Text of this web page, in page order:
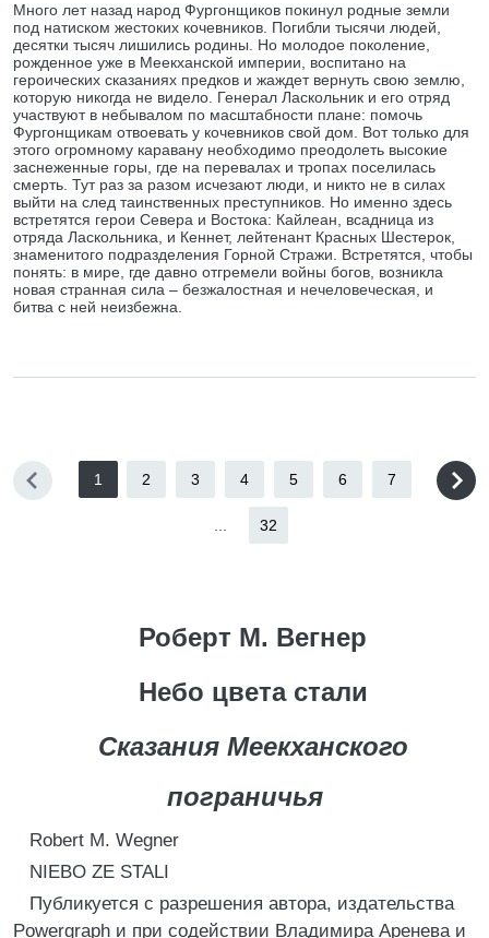
Много лет назад народ Фургонщиков покинул родные земли
под натиском жестоких кочевников. Погибли тысячи людей,
десятки тысяч лишились родины. Но молодое поколение,
рожденное уже в Меекханской империи, воспитано на
героических сказаниях предков и жаждет вернуть свою землю,
которую никогда не видело. Генерал Ласкольник и его отряд
участвуют в небывалом по масштабности плане: помочь
Фургонщикам отвоевать у кочевников свой дом. Вот только для
этого огромному каравану необходимо преодолеть высокие
заснеженные горы, где на перевалах и тропах поселилась
смерть. Тут раз за разом исчезают люди, и никто не в силах
выйти на след таинственных преступников. Но именно здесь
встретятся герои Севера и Востока: Кайлеан, всадница из
отряда Ласкольника, и Кеннет, лейтенант Красных Шестерок,
знаменитого подразделения Горной Стражи. Встретятся, чтобы
понять: в мире, где давно отгремели войны богов, возникла
новая странная сила – безжалостная и нечеловеческая, и
битва с ней неизбежна.
1 2 3 4 5 6 7
32
Роберт М. Вегнер
Небо цвета стали
Сказания Меекханского
пограничья
Robert M. Wegner
NIEBO ZE STALI
Публикуется с разрешения автора, издательства
Powergraph и при содействии Владимира Аренева и